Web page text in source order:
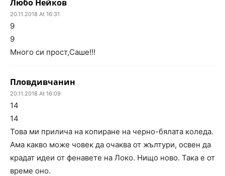
Любо Нейков
20.11.2018 At 16:31
9
9
Много си прост,Саше!!!
Пловдивчанин
20.11.2018 At 16:09
14
14
Това ми прилича на копиране на черно-бялата коледа.
Ама какво може човек да очаква от жълтури, освен да
крадат идеи от фенавете на Локо. Нищо ново. Така е от
време оно.